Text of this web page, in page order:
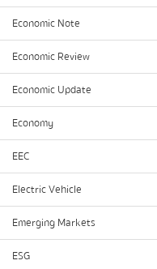
Economic Note
Economic Review
Economic Update
Economy
EEC
Electric Vehicle
Emerging Markets
ESG